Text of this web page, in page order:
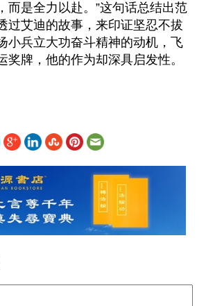
而是全力以赴。”这句话总结出范
过艾迪的故事，来印证坚忍不拔
小兵立大功奋斗精神的动机，飞
奖牌，他的作为却深具启发性。